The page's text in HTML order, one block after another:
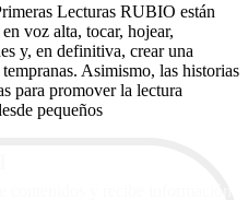
Lecturas RUBIO están
voz alta, tocar, hojear,
y, en definitiva, crear una
Asimismo, las historias
para promover la lectura
pequeños